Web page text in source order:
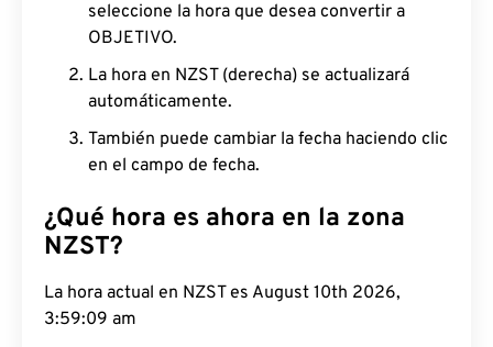
seleccione la hora que desea convertir a
OBJETIVO.
La hora en NZST (derecha) se actualizará
automáticamente.
También puede cambiar la fecha haciendo clic
en el campo de fecha.
¿Qué hora es ahora en la zona
NZST?
La hora actual en NZST es August 10th 2026,
3:59:10 am